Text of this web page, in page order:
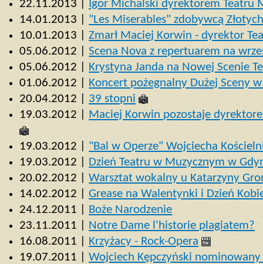
22.11.2013 | Igor Michalski dyrektorem Teatru
14.01.2013 | "Les Miserables" zdobywcą
10.01.2013 |Zmarł Maciej Korwin - dyrektor
05.06.2012 |Scena Nova z repertuarem na
05.06.2012 | Krystyna Janda na Nowej Scenie
01.06.2012 | Koncert pożegnalny Dużej Sceny
20.04.2012 | 39 stopni
19.03.2012 | Maciej Korwin pozostaje
19.03.2012 | "Bal w Operze" Wojciecha
19.03.2012 | Dzień Teatru w Muzycznym w
20.02.2012 |Warsztat wokalny u Katarzyny
14.02.2012 |Grease na Walentynki i Dzień
24.12.2011 | Boże Narodzenie
23.11.2011 | Notre Dame l'historie plagiatem?
16.08.2011 | Krzyżacy - Rock-Opera
19.07.2011 |Wojciech Kępczyński